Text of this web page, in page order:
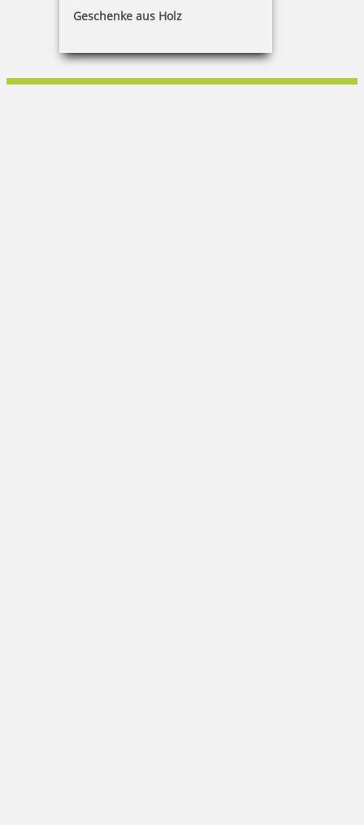
Geschenke aus Holz
Hilgenfeldt & Kontny, Inh. Peter Kontny
Peter Kontny
033979 5080